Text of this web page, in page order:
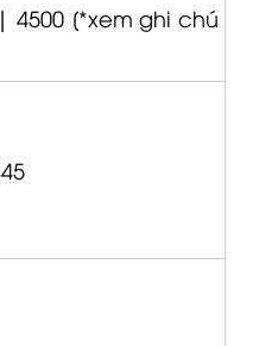
4500 [*xem ghi chú